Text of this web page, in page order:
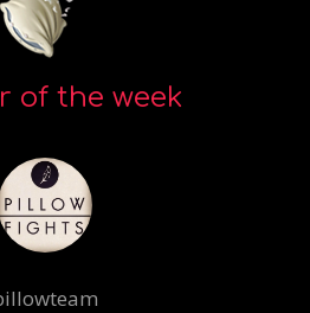
of the week